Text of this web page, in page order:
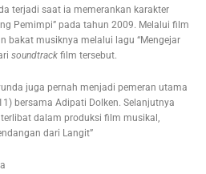
terjadi saat ia memerankan karakter
Pemimpi” pada tahun 2009. Melalui film
bakat musiknya melalui lagu “Mengejar
soundtrack film tersebut.
juga pernah menjadi pemeran utama
bersama Adipati Dolken. Selanjutnya
dalam produksi film musikal,
dari Langit”